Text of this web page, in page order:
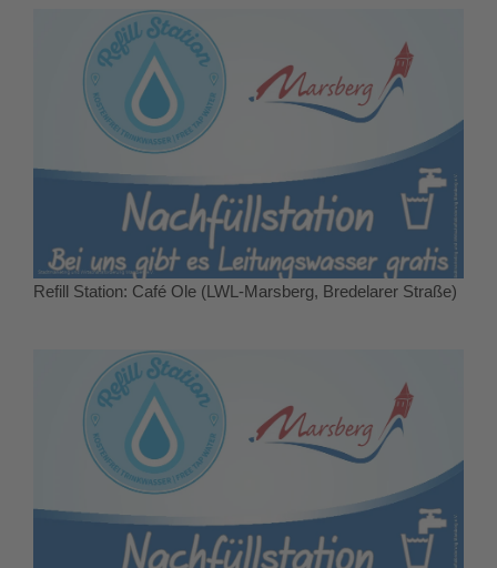
Refill Station: Café Ole (LWL-Marsberg, Bredelarer Straße)